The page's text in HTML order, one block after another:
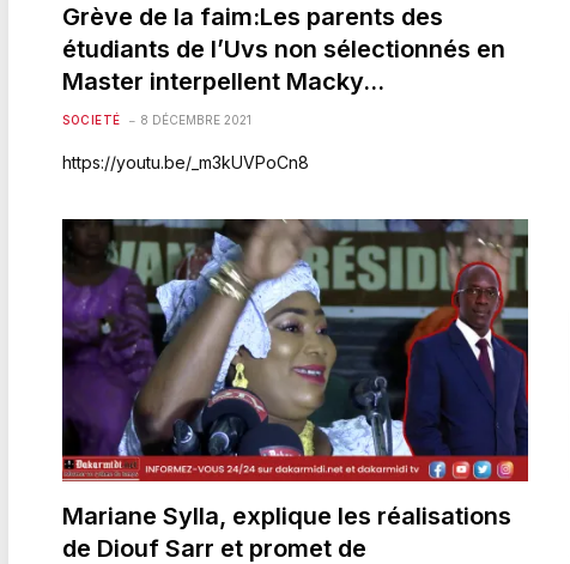
Grève de la faim:Les parents des
étudiants de l’Uvs non sélectionnés en
Master interpellent Macky…
SOCIETÉ 8 DÉCEMBRE 2021
https://youtu.be/_m3kUVPoCn8
Mariane Sylla, explique les réalisations
de Diouf Sarr et promet de